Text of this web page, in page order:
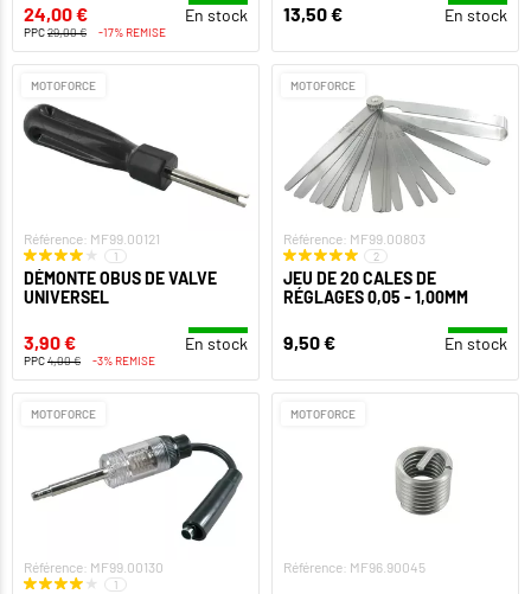
24,00 € En stock
PPC29,00 € -17% REMISE
13,50 € En stock
MOTOFORCE
Référence: MF99.00121
1
DÉMONTE OBUS DE VALVE
UNIVERSEL
3,90 € En stock
PPC4,00 € -3% REMISE
MOTOFORCE
Référence: MF99.00803
2
JEU DE 20 CALES DE
RÉGLAGES 0,05 - 1,00MM
9,50 € En stock
MOTOFORCE
Référence: MF99.00130
1
MOTOFORCE
Référence: MF96.90045